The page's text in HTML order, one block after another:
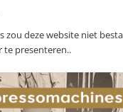
zou deze website niet
te presenteren..